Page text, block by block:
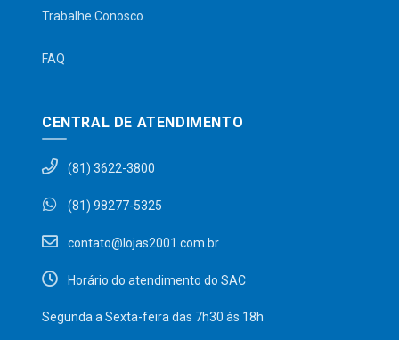
Trabalhe Conosco
FAQ
CENTRAL DE ATENDIMENTO
(81) 3622-3800
(81) 98277-5325
contato@lojas2001.com.br
Horário do atendimento do SAC
Segunda a Sexta-feira das 7h30 às 18h